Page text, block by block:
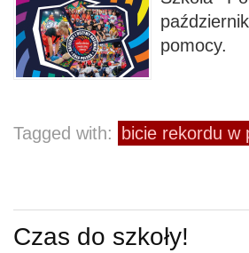
pomocy.
Tagged with: bicie rekordu w
Czas do szkoły!